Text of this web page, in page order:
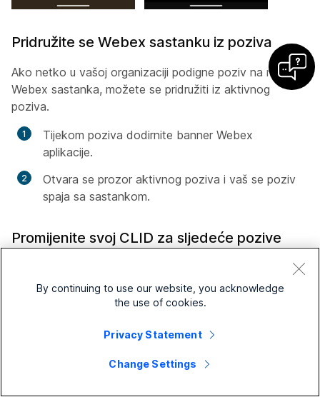
Pridružite se Webex sastanku iz poziva
Ako netko u vašoj organizaciji podigne poziv na razinu
Webex sastanka, možete se pridružiti iz aktivnog
poziva.
Tijekom poziva dodirnite banner Webex
aplikacije.
Otvara se prozor aktivnog poziva i vaš se poziv
spaja sa sastankom.
Promijenite svoj CLID za sljedeće pozive
Ako vaš administrator omogući opcije ID-a pozivatelja
na razini korisnika, možete promijeniti svoj ID pozivatelja
u aplikaciji Webex na računalu.Promjena ID-a
mobilnoj aplikaciji. PogledajtePromjena ID-a pozivatelja
By continuing to use our website, you acknowledge
the use of cookies.
Privacy Statement
Change Settings